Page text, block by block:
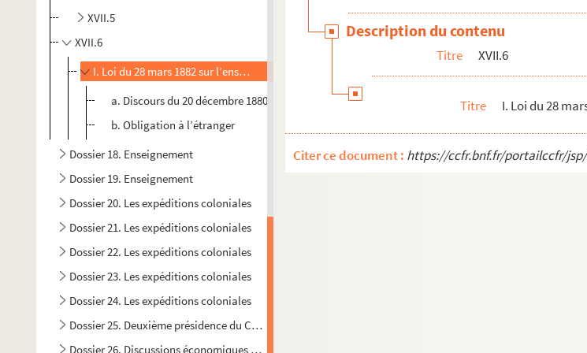
XVII.5
XVII.6
I. Loi du 28 mars 1882 sur l’enseignement primaire
a. Discours du 20 décembre 1880
b. Obligation à l’étranger
Dossier 18. Enseignement
Dossier 19. Enseignement
Dossier 20. Les expéditions coloniales
Dossier 21. Les expéditions coloniales
Dossier 22. Les expéditions coloniales
Dossier 23. Les expéditions coloniales
Dossier 24. Les expéditions coloniales
Dossier 25. Deuxième présidence du Conseil / Discours sur la politique intérieure / Discussions budgétaires
Dossier 26. Discussions économiques / Discours divers / La révision / Le budget de 1885 / Réforme de l'Armée
Description du contenu
Titre XVII.6
Titre I. Loi du 28
Citer ce document : https://ccfr.bnf.fr/portailccfr/jsp/